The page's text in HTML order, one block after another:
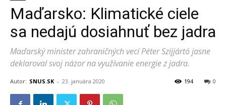
Maďarsko: Klimatické ciele
sa nedajú dosiahnuť bez jadra
Maďarský minister zahraničných vecí Péter Szijjártó jasne
deklaroval svoj názor na využívanie energie z jadra.
Autor: SNUS.SK - 23. januára 2020 0
194